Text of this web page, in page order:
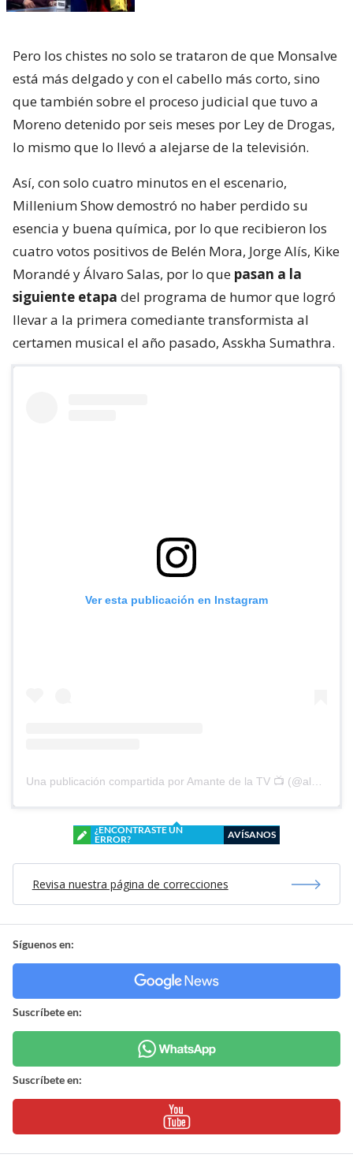
Pero los chistes no solo se trataron de que Monsalve
está más delgado y con el cabello más corto, sino
que también sobre el proceso judicial que tuvo a
Moreno detenido por seis meses por Ley de Drogas,
lo mismo que lo llevó a alejarse de la televisión.
Así, con solo cuatro minutos en el escenario,
Millenium Show demostró no haber perdido su
esencia y buena química, por lo que recibieron los
cuatro votos positivos de Belén Mora, Jorge Alís, Kike
Morandé y Álvaro Salas, por lo que pasan a la
siguiente etapa del programa de humor que logró
llevar a la primera comediante transformista al
certamen musical el año pasado, Asskha Sumathra.
Ver esta publicación en Instagram
Una publicación compartida por Amante de la TV 📺 (@alguien_te_observa)
¿ENCONTRASTE UN
ERROR?
AVÍSANOS
Revisa nuestra página de correcciones
Síguenos en:
Suscríbete en:
Suscríbete en: